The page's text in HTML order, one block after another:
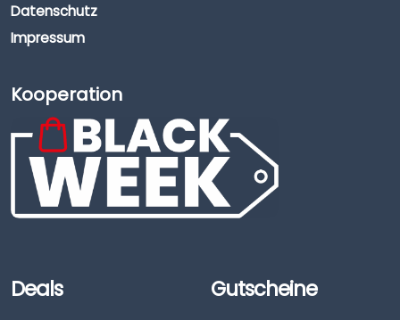
Datenschutz
Impressum
Kooperation
Deals Gutscheine